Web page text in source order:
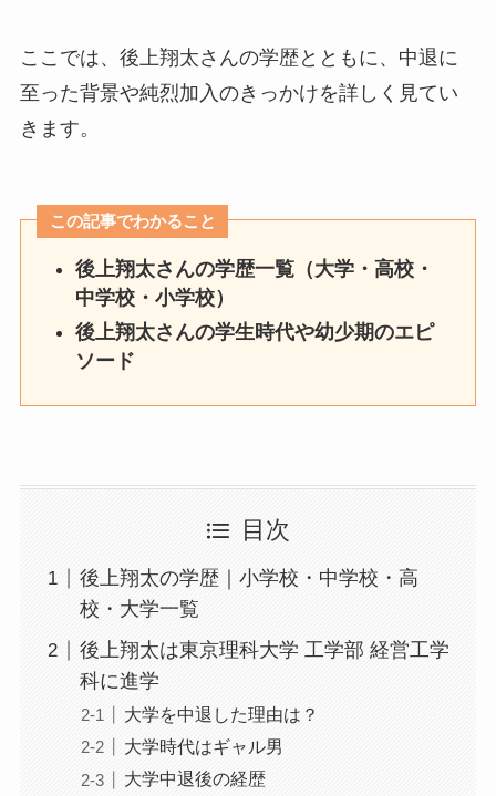
ここでは、後上翔太さんの学歴とともに、中退に
至った背景や純烈加入のきっかけを詳しく見てい
きます。
この記事でわかること
後上翔太さんの学歴一覧（大学・高校・
中学校・小学校）
後上翔太さんの学生時代や幼少期のエピ
ソード
目次
後上翔太の学歴｜小学校・中学校・高
校・大学一覧
後上翔太は東京理科大学 工学部 経営工学
科に進学
大学を中退した理由は？
大学時代はギャル男
大学中退後の経歴